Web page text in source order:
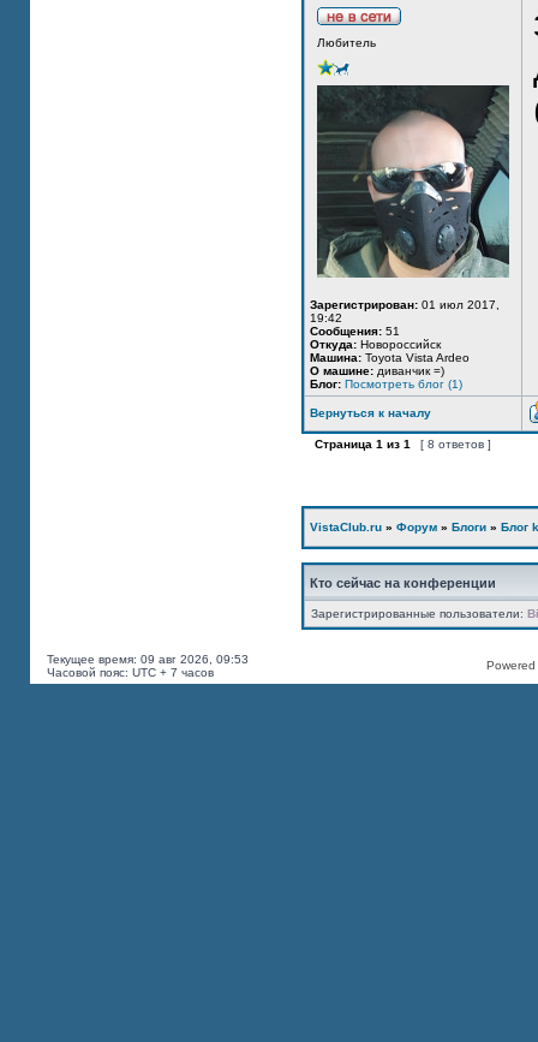
Любитель
Зарегистрирован: 01 июл 2017,
19:42
Сообщения: 51
Откуда: Новороссийск
Машина: Toyota Vista Ardeo
О машине: диванчик =)
Блог: Посмотреть блог (1)
Вернуться к началу
Страница 1 из 1 [ 8 ответов ]
VistaClub.ru » Форум » Блоги » Блог
Кто сейчас на конференции
Зарегистрированные пользователи:
Текущее время: 09 авг 2026, 09:53
Часовой пояс: UTC + 7 часов